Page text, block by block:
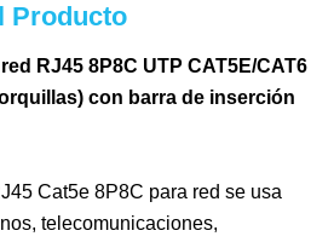
Producto
RJ45 8P8C UTP CAT5E/CAT6
con barra de inserción
Cat5e 8P8C para red se usa
telecomunicaciones,